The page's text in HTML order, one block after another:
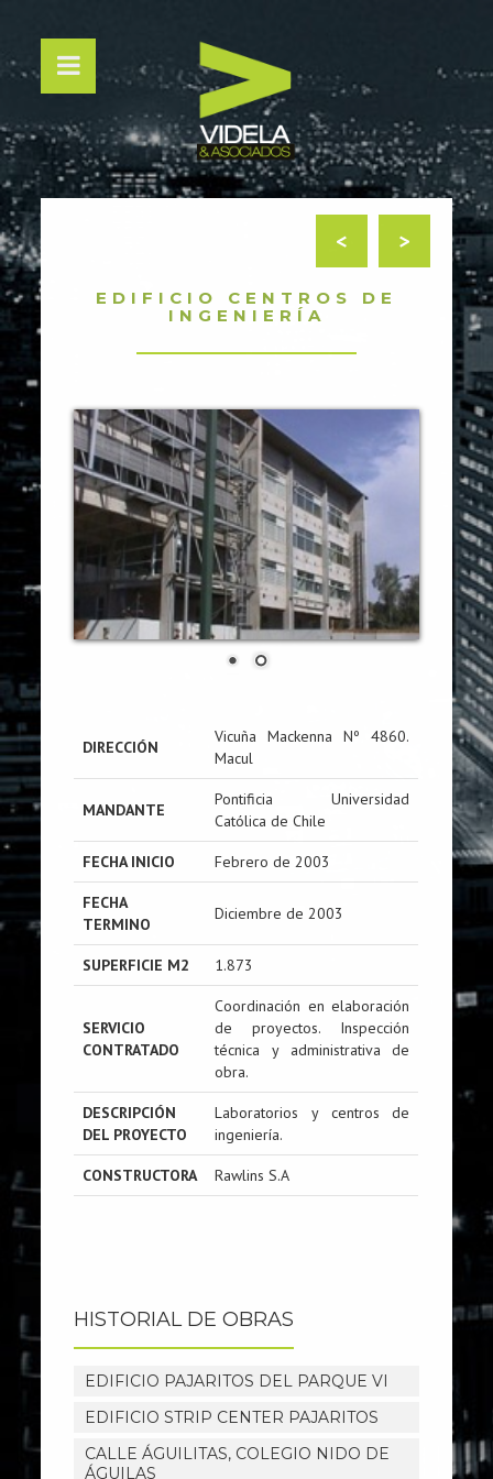
>
<
EDIFICIO CENTROS DE
INGENIERÍA
DIRECCIÓN
Vicuña Mackenna Nº 4860.
Macul
MANDANTE
Pontificia Universidad
Católica de Chile
FECHA INICIO Febrero de 2003
FECHA
TERMINO
Diciembre de 2003
SUPERFICIE M2 1.873
SERVICIO
CONTRATADO
Coordinación en elaboración
de proyectos. Inspección
técnica y administrativa de
obra.
DESCRIPCIÓN
DEL PROYECTO
Laboratorios y centros de
ingeniería.
CONSTRUCTORA Rawlins S.A
HISTORIAL DE OBRAS
EDIFICIO PAJARITOS DEL PARQUE VI
EDIFICIO STRIP CENTER PAJARITOS
CALLE ÁGUILITAS, COLEGIO NIDO DE
ÁGUILAS